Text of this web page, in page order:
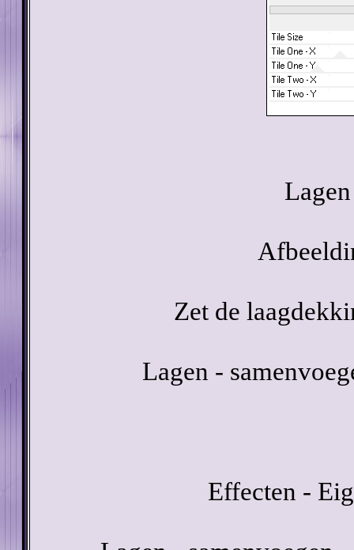
Zet de
Lagen -
Effecten -